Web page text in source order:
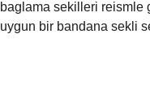
baglama sekilleri reismle
uygun bir bandana sekli